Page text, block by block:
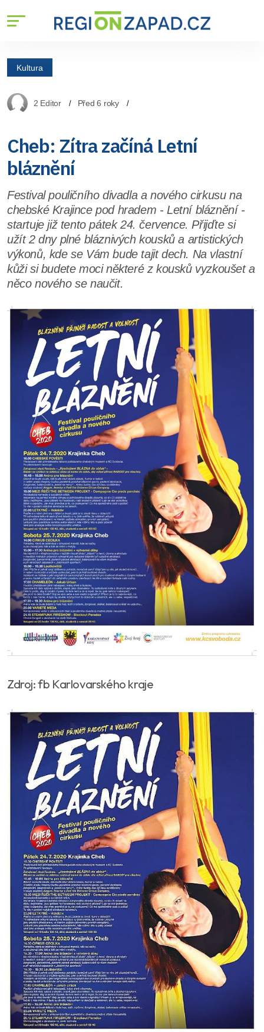
Kultura
2 Editor Před 6 roky
Cheb: Zítra začíná Letní
bláznění
Festival pouličního divadla a nového cirkusu na
chebské Krajince pod hradem - Letní bláznění -
startuje již tento pátek 24. července. Přijďte si
užít 2 dny plné bláznivých kousků a artistických
výkonů, kde se Vám bude tajit dech. Na vlastní
kůži si budete moci některé z kousků vyzkoušet a
něco nového se naučit.
Zdroj: fb Karlovarského kraje